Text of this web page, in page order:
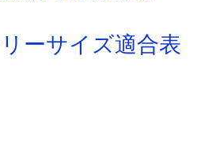
ーサイズ適合表